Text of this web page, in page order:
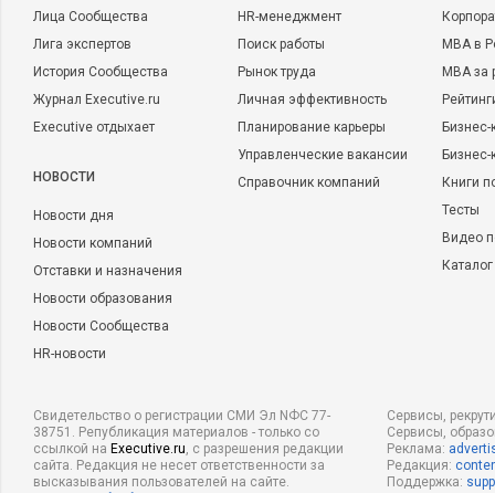
Лица Сообщества
Лига экспертов
История Сообщества
Журнал Executive.ru
Executive отдыхает
НОВОСТИ
Новости дня
Новости компаний
Отставки и назначения
Новости образования
Новости Сообщества
HR-новости
HR-менеджмент
Поиск работы
Рынок труда
Личная эффективность
Планирование карьеры
Управленческие вакансии
Справочник компаний
MBA в
MBA
Бизнес-
Книги
Тесты
Видео
Свидетельство о регистрации СМИ Эл NФС 77-
38751. Републикация материалов - только со
ссылкой на Executive.ru, с разрешения редакции
сайта. Редакция не несет ответственности за
высказывания пользователей на сайте.
Сервисы,
Сервисы,
Реклама:
Редакция:
Поддержка: